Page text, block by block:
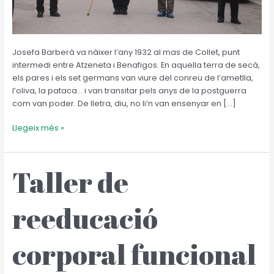
Josefa Barberà va nàixer l’any 1932 al mas de Collet, punt
intermedi entre Atzeneta i Benafigos. En aquella terra de secà,
els pares i els set germans van viure del conreu de l’ametlla,
l’oliva, la pataca… i van transitar pels anys de la postguerra
com van poder. De lletra, diu, no li’n van ensenyar en […]
Llegeix més »
Taller de
reeducació
corporal funcional
de
reeducació
funcional